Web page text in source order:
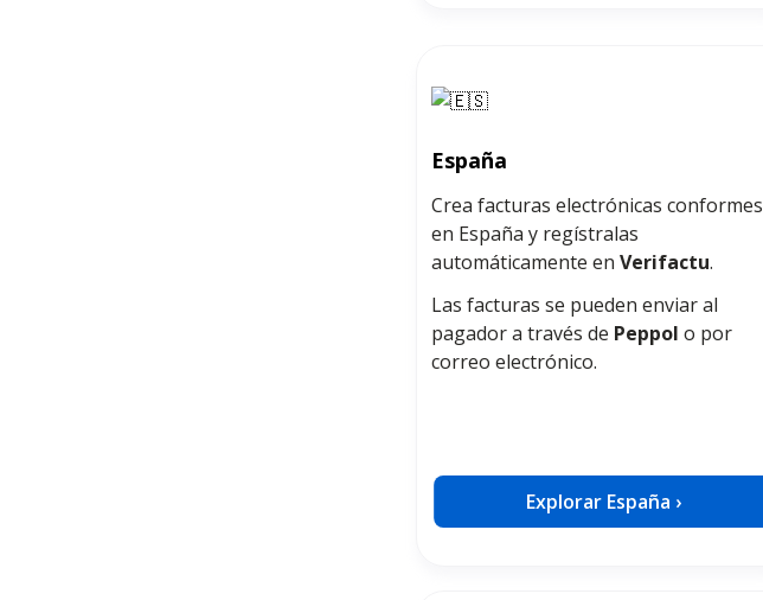
España
Crea facturas electrónicas conformes
en España y regístralas
automáticamente en Verifactu.
Las facturas se pueden enviar al
pagador a través de Peppol o por
correo electrónico.
Explorar España ›